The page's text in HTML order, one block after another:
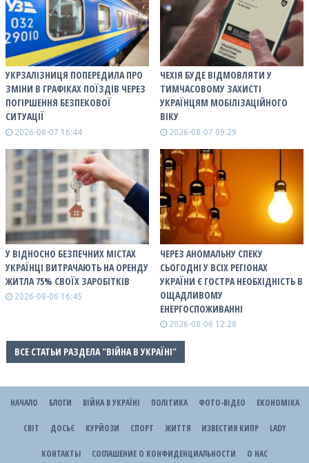
УКРЗАЛІЗНИЦЯ ПОПЕРЕДИЛА ПРО
ЗМІНИ В ГРАФІКАХ ПОЇЗДІВ ЧЕРЕЗ
ПОГІРШЕННЯ БЕЗПЕКОВОЇ
СИТУАЦІЇ
2026-08-07 16:44
ЧЕХІЯ БУДЕ ВІДМОВЛЯТИ У
ТИМЧАСОВОМУ ЗАХИСТІ
УКРАЇНЦЯМ МОБІЛІЗАЦІЙНОГО
ВІКУ
2026-08-07 09:29
У ВІДНОСНО БЕЗПЕЧНИХ МІСТАХ
УКРАЇНЦІ ВИТРАЧАЮТЬ НА ОРЕНДУ
ЖИТЛА 75% СВОЇХ ЗАРОБІТКІВ
2026-08-06 16:45
ЧЕРЕЗ АНОМАЛЬНУ СПЕКУ
СЬОГОДНІ У ВСІХ РЕГІОНАХ
УКРАЇНИ Є ГОСТРА НЕОБХІДНІСТЬ В
ОЩАДЛИВОМУ
ЕНЕРГОСПОЖИВАННІ
2026-08-06 12:28
ВСЕ СТАТЬИ РАЗДЕЛА "ВІЙНА В УКРАЇНІ"
НАЧАЛО БЛОГИ ВІЙНА В УКРАЇНІ ПОЛІТИКА ФОТО-ВІДЕО ЕКОНОМІКА
СВІТ ДОСЬЄ КУРЙОЗИ СПОРТ ЖИТТЯ ИЗВЕСТИЯ КИПР LADY
КОНТАКТЫ СОГЛАШЕНИЕ О КОНФИДЕНЦИАЛЬНОСТИ О НАС